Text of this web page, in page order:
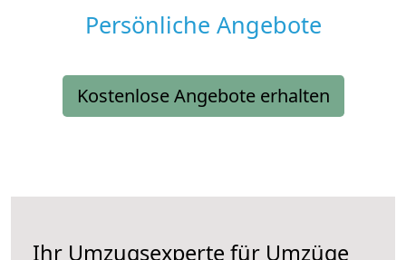
Persönliche Angebote
Kostenlose Angebote erhalten
Ihr Umzugsexperte für Umzüge